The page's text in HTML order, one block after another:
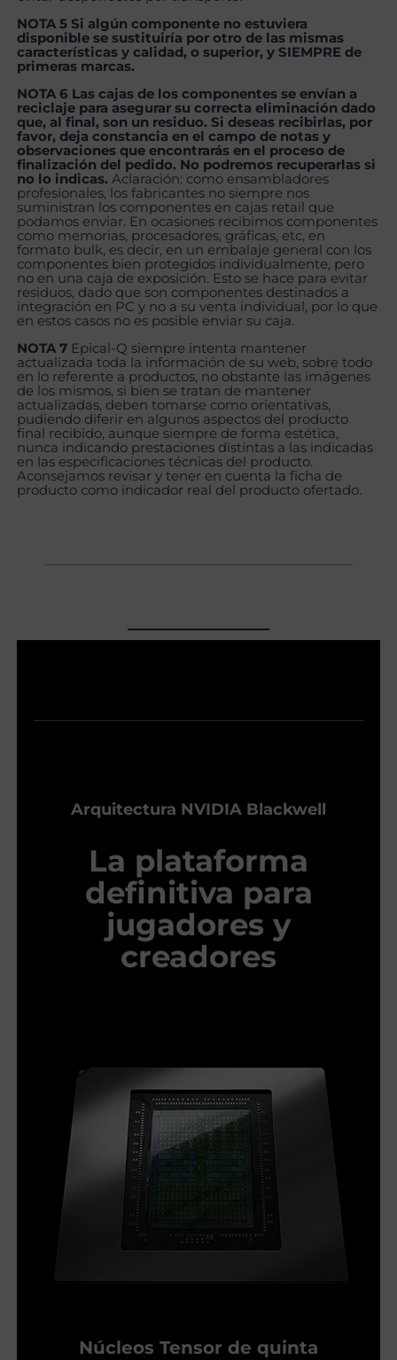
NOTA 5 Si algún componente no estuviera
disponible se sustituiría por otro de las mismas
características y calidad, o superior, y SIEMPRE de
primeras marcas.
NOTA 6 Las cajas de los componentes se envían a
reciclaje para asegurar su correcta eliminación dado
que, al final, son un residuo. Si deseas recibirlas, por
favor, deja constancia en el campo de notas y
observaciones que encontrarás en el proceso de
finalización del pedido. No podremos recuperarlas si
no lo indicas. Aclaración: como ensambladores
profesionales, los fabricantes no siempre nos
suministran los componentes en cajas retail que
podamos enviar. En ocasiones recibimos componentes
como memorias, procesadores, gráficas, etc, en
formato bulk, es decir, en un embalaje general con los
componentes bien protegidos individualmente, pero
no en una caja de exposición. Esto se hace para evitar
residuos, dado que son componentes destinados a
integración en PC y no a su venta individual, por lo que
en estos casos no es posible enviar su caja.
NOTA 7 Epical-Q siempre intenta mantener
actualizada toda la información de su web, sobre todo
en lo referente a productos, no obstante las imágenes
de los mismos, si bien se tratan de mantener
actualizadas, deben tomarse como orientativas,
pudiendo diferir en algunos aspectos del producto
final recibido, aunque siempre de forma estética,
nunca indicando prestaciones distintas a las indicadas
en las especificaciones técnicas del producto.
Aconsejamos revisar y tener en cuenta la ficha de
producto como indicador real del producto ofertado.
Arquitectura NVIDIA Blackwell
La plataforma
definitiva para
jugadores y
creadores
Núcleos Tensor de quinta